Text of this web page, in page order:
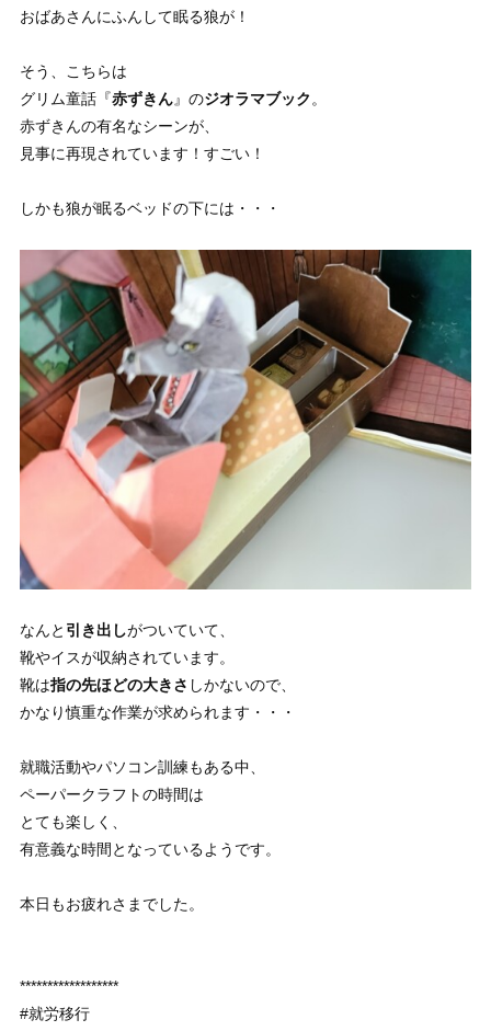
おばあさんにふんして眠る狼が！
そう、こちらは
グリム童話『赤ずきん』のジオラマブック 。
赤ずきんの有名なシーンが、
見事に再現されています！すごい！
しかも狼が眠るベッドの下には・・・
なんと 引き出しがついていて、
靴やイスが収納されています。
靴は指の先ほどの大きさ しかないので、
かなり慎重な作業が求められます・・・
就職活動やパソコン訓練もある中、
ペーパークラフトの時間は
とても楽しく、
有意義な時間となっているようです。
本日もお疲れさまでした。
******************
#就労移行